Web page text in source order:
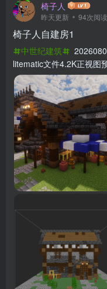
椅子人
昨天更新 94次阅读
椅子人自建房1
中世纪建筑
litematic文件4.2K正视图